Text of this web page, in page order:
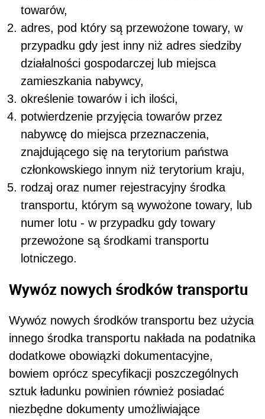
towarów,
adres, pod który są przewożone towary, w
przypadku gdy jest inny niż adres siedziby
działalności gospodarczej lub miejsca
zamieszkania nabywcy,
określenie towarów i ich ilości,
potwierdzenie przyjęcia towarów przez
nabywcę do miejsca przeznaczenia,
znajdującego się na terytorium państwa
członkowskiego innym niż terytorium kraju,
rodzaj oraz numer rejestracyjny środka
transportu, którym są wywożone towary, lub
numer lotu - w przypadku gdy towary
przewożone są środkami transportu
lotniczego.
Wywóz nowych środków transportu
Wywóz nowych środków transportu bez użycia
innego środka transportu nakłada na podatnika
dodatkowe obowiązki dokumentacyjne,
bowiem oprócz specyfikacji poszczególnych
sztuk ładunku powinien również posiadać
niezbędne dokumenty umożliwiające